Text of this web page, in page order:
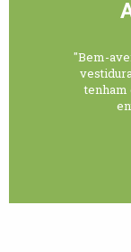
"Bem-
tenham